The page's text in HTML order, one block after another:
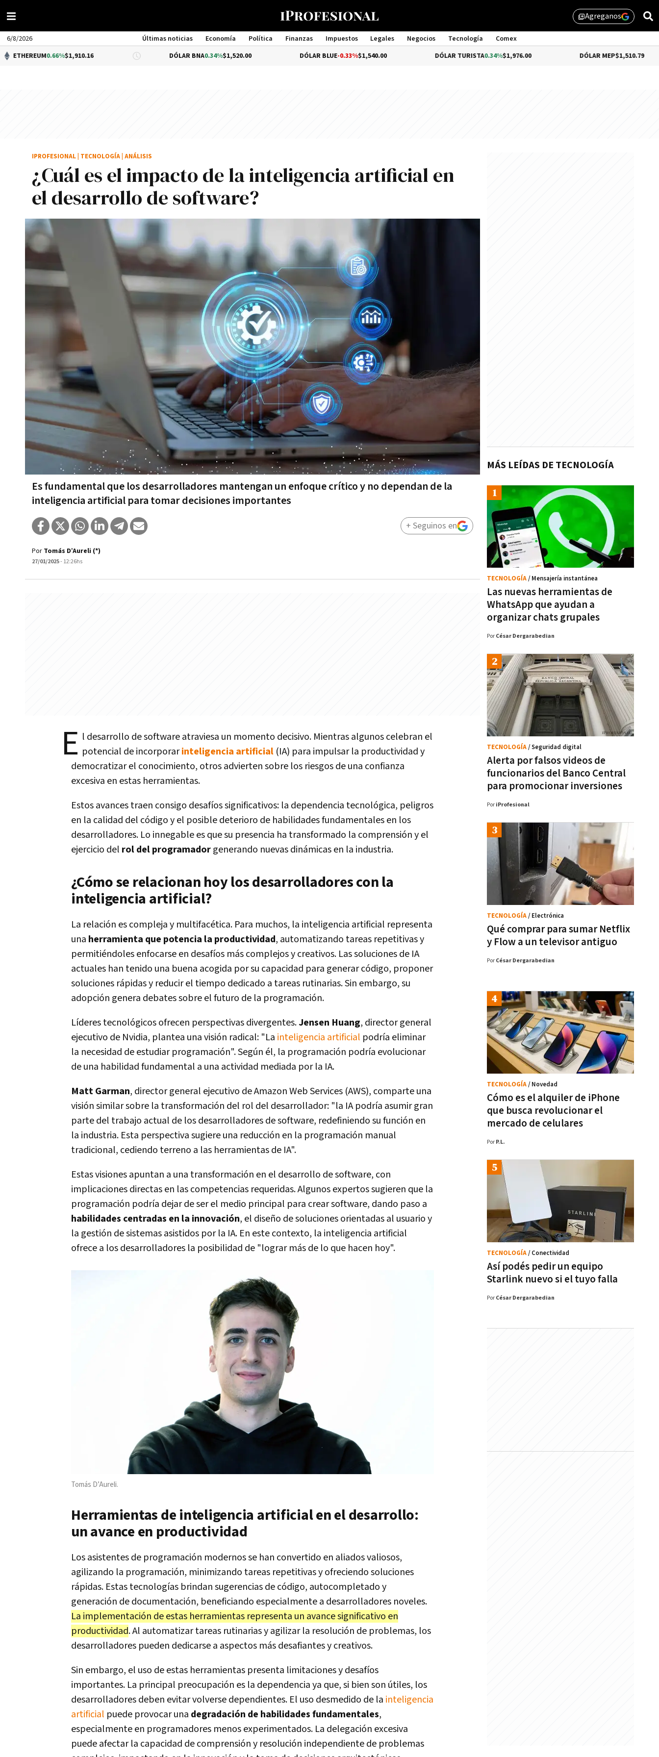
library_addAgreganos
6/8/2026 Últimas noticias Economía Política Finanzas Impuestos Legales Negocios Tecnología
Comex
Management
0.66%$1,910.16 DÓLAR BNA 0.34%$1,520.00 DÓLAR BLUE-0.33% $1,540.00 DÓLAR TURISTA0.34%$1,976.00 DÓLAR MEP$1,510.79
¿Cuál es el impacto de la inteligencia artificial en
el desarrollo de software?
Es fundamental que los desarrolladores mantengan un enfoque crítico y no dependan de la
inteligencia artificial para tomar decisiones importantes
IPROFESIONAL TECNOLOGÍA ANÁLISIS
Por Tomás D’Aureli (*)
27/01/2025- 12:26hs
+ Seguinos en
E l desarrollo de software atraviesa un momento decisivo. Mientras algunos celebran el
potencial de incorporarinteligencia artificial (IA) para impulsar la productividad y
democratizar el conocimiento, otros advierten sobre los riesgos de una confianza
excesiva en estas herramientas.
Estos avances traen consigo desafíos significativos: la dependencia tecnológica, peligros
en la calidad del código y el posible deterioro de habilidades fundamentales en los
desarrolladores. Lo innegable es que su presencia ha transformado la comprensión y el
ejercicio del rol del programadorgenerando nuevas dinámicas en la industria.
¿Cómo se relacionan hoy los desarrolladores con la
inteligencia artificial?
La relación es compleja y multifacética. Para muchos, la inteligencia artificial representa
una herramienta que potencia la productividad, automatizando tareas repetitivas y
permitiéndoles enfocarse en desafíos más complejos y creativos. Las soluciones de IA
actuales han tenido una buena acogida por su capacidad para generar código, proponer
soluciones rápidas y reducir el tiempo dedicado a tareas rutinarias. Sin embargo, su
adopción genera debates sobre el futuro de la programación.
Líderes tecnológicos ofrecen perspectivas divergentes.Jensen Huang, director general
ejecutivo de Nvidia, plantea una visión radical: "La inteligencia artificial podría eliminar
la necesidad de estudiar programación". Según él, la programación podría evolucionar
de una habilidad fundamental a una actividad mediada por la IA.
Matt Garman, director general ejecutivo de Amazon Web Services (AWS), comparte una
visión similar sobre la transformación del rol del desarrollador: "la IA podría asumir gran
parte del trabajo actual de los desarrolladores de software, redefiniendo su función en
la industria. Esta perspectiva sugiere una reducción en la programación manual
tradicional, cediendo terreno a las herramientas de IA".
Estas visiones apuntan a una transformación en el desarrollo de software, con
implicaciones directas en las competencias requeridas. Algunos expertos sugieren que la
programación podría dejar de ser el medio principal para crear software, dando paso a
habilidades centradas en la innovación, el diseño de soluciones orientadas al usuario y
la gestión de sistemas asistidos por la IA. En este contexto, la inteligencia artificial
ofrece a los desarrolladores la posibilidad de "lograr más de lo que hacen hoy".
Tomás D’Aureli.
Herramientas de inteligencia artificial en el desarrollo:
un avance en productividad
Los asistentes de programación modernos se han convertido en aliados valiosos,
agilizando la programación, minimizando tareas repetitivas y ofreciendo soluciones
rápidas. Estas tecnologías brindan sugerencias de código, autocompletado y
generación de documentación, beneficiando especialmente a desarrolladores noveles.
La implementación de estas herramientas representa un avance significativo en
productividad. Al automatizar tareas rutinarias y agilizar la resolución de problemas, los
desarrolladores pueden dedicarse a aspectos más desafiantes y creativos.
Sin embargo, el uso de estas herramientas presenta limitaciones y desafíos
importantes. La principal preocupación es la dependencia ya que, si bien son útiles, los
desarrolladores deben evitar volverse dependientes. El uso desmedido de la inteligencia
artificial puede provocar una degradación de habilidades fundamentales,
especialmente en programadores menos experimentados. La delegación excesiva
puede afectar la capacidad de comprensión y resolución independiente de problemas
MÁS LEÍDAS DE TECNOLOGÍA
Las nuevas herramientas de
WhatsApp que ayudan a
organizar chats grupales
TECNOLOGÍA/ Mensajería instantánea
Por César Dergarabedian
Alerta por falsos videos de
funcionarios del Banco Central
para promocionar inversiones
TECNOLOGÍA/ Seguridad digital
Por iProfesional
Qué comprar para sumar Netflix
y Flow a un televisor antiguo
TECNOLOGÍA/ Electrónica
Por César Dergarabedian
Cómo es el alquiler de iPhone
que busca revolucionar el
mercado de celulares
TECNOLOGÍA/ Novedad
Por P.L.
Así podés pedir un equipo
Starlink nuevo si el tuyo falla
TECNOLOGÍA/ Conectividad
Por César Dergarabedian